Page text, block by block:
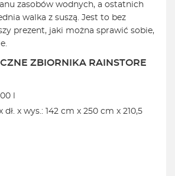
zasobów wodnych, a ostatnich
walka z suszą. Jest to bez
prezent, jaki można sprawić sobie,
ZBIORNIKA RAINSTORE
l
x wys.: 142 cm x 250 cm x 210,5